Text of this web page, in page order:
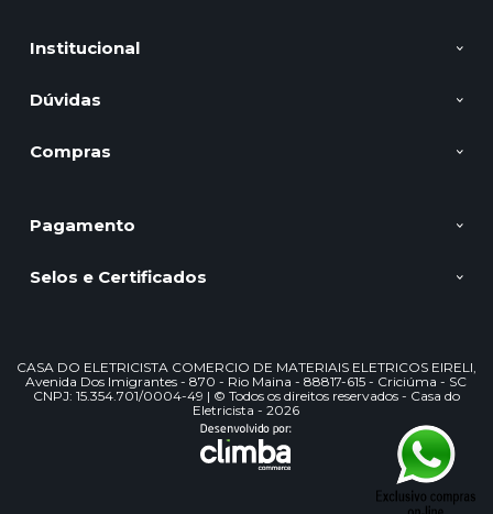
Institucional
Dúvidas
Compras
Pagamento
Selos e Certificados
CASA DO ELETRICISTA COMERCIO DE MATERIAIS ELETRICOS EIRELI,
Avenida Dos Imigrantes - 870 - Rio Maina - 88817-615 - Criciúma - SC
CNPJ: 15.354.701/0004-49 | © Todos os direitos reservados - Casa do
Eletricista - 2026